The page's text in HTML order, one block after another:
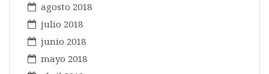
agosto 2018
julio 2018
junio 2018
mayo 2018